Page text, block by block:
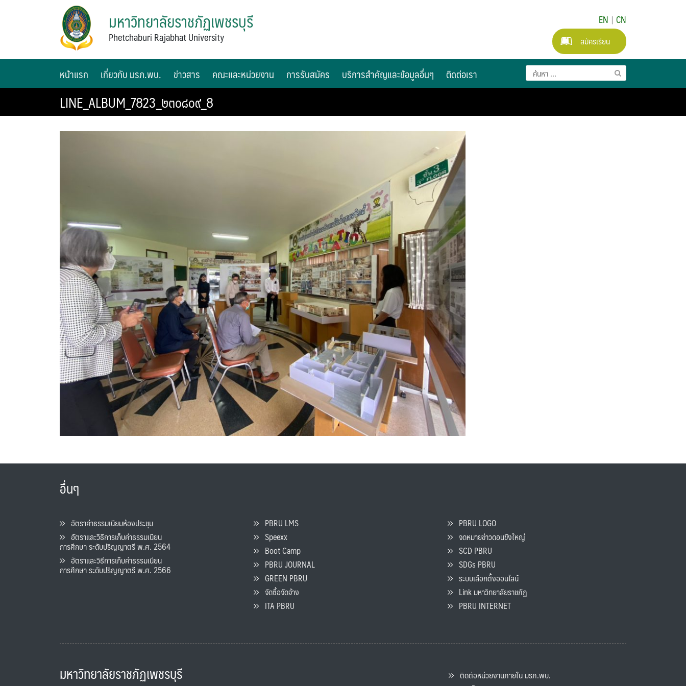
มหาวิทยาลัยราชภัฏเพชรบุรี
Phetchaburi Rajabhat University
EN | CN
สมัครเรียน
หน้าแรก เกี่ยวกับ มรภ.พบ. ข่าวสาร คณะและหน่วยงาน การรับสมัคร บริการสำคัญและข้อมูลอื่นๆ ติดต่อเรา
LINE_ALBUM_7823_๒๓๐๘๐๙_8
อื่นๆ
อัตราค่าธรรมเนียมห้องประชุม
อัตราและวิธีการเก็บค่าธรรมเนียน
การศึกษา ระดับปริญญาตรี พ.ศ. 2564
อัตราและวิธีการเก็บค่าธรรมเนียน
การศึกษา ระดับปริญญาตรี พ.ศ. 2566
PBRU LMS
Speexx
Boot Camp
PBRU JOURNAL
GREEN PBRU
จัดซื้อจัดจ้าง
ITA PBRU
PBRU LOGO
จดหมายข่าวดอนขังใหญ่
SCD PBRU
SDGs PBRU
ระบบเลือกตั้งออนไลน์
Link มหาวิทยาลัยราชภัฏ
PBRU INTERNET
มหาวิทยาลัยราชภัฏเพชรบุรี
ติดต่อหน่วยงานภายใน มรภ.พบ.